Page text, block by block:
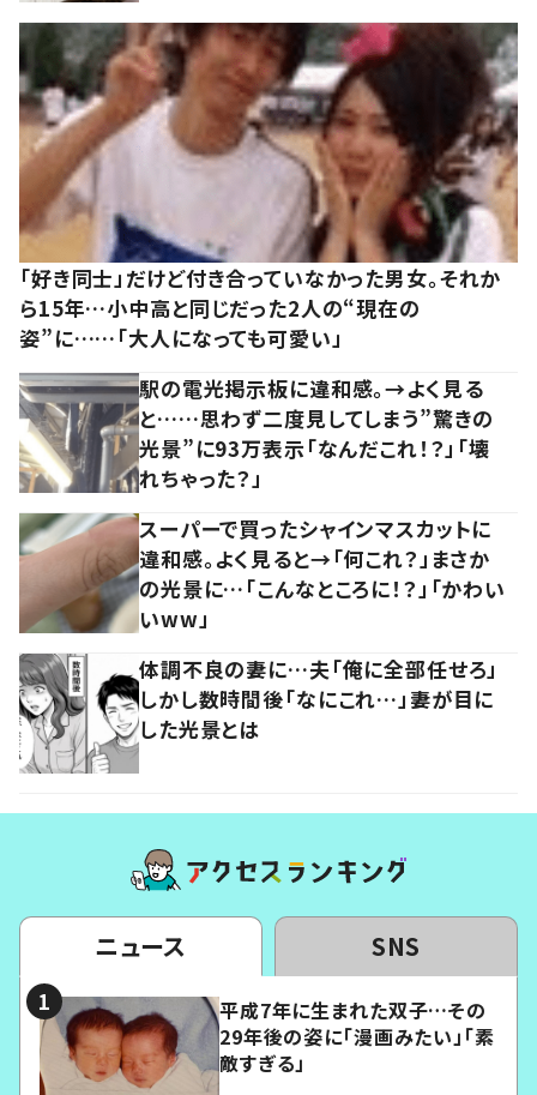
「好き同士」だけど付き合っていなかった男女。それか
ら15年…小中高と同じだった2人の“現在の
姿”に……「大人になっても可愛い」
駅の電光掲示板に違和感。→よく見る
と……思わず二度見してしまう”驚きの
光景”に93万表示「なんだこれ！？」「壊
れちゃった？」
スーパーで買ったシャインマスカットに
違和感。よく見ると→「何これ？」まさか
の光景に…「こんなところに！？」「かわい
いww」
体調不良の妻に…夫「俺に全部任せろ」
しかし数時間後「なにこれ…」妻が目に
した光景とは
ニュース SNS
平成7年に生まれた双子…その
29年後の姿に「漫画みたい」「素
敵すぎる」